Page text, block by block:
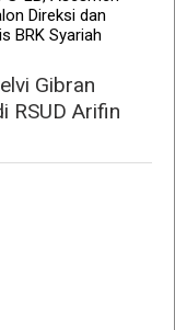
Direksi dan
BRK Syariah
Gibran
RSUD Arifin